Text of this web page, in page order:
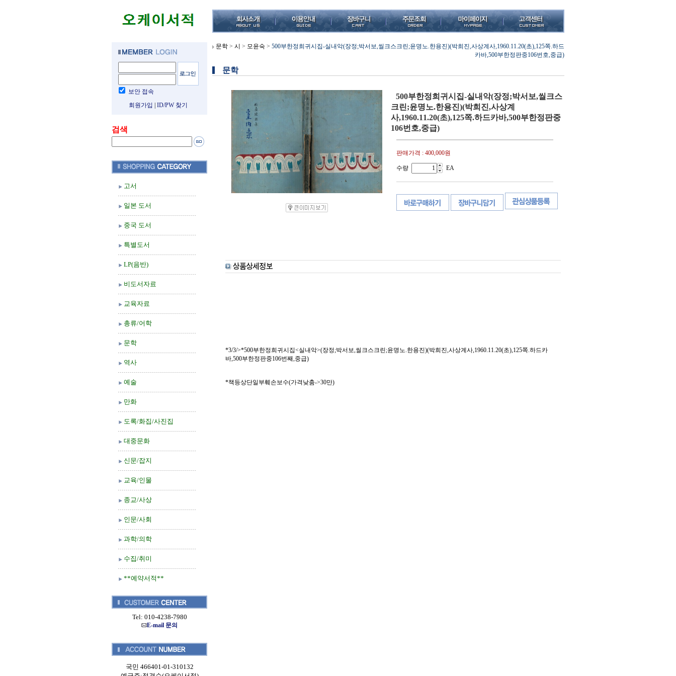
보안 접속
회원가입
ID/PW 찾기
검색
고서
일본 도서
중국 도서
특별도서
LP(음반)
비도서자료
교육자료
총류/어학
문학
역사
예술
만화
도록/화집/사진집
대중문화
신문/잡지
교육/인물
종교/사상
인문/사회
과학/의학
수집/취미
**예약서적**
Tel: 010-4238-7980
E-mail 문의
국민 466401-01-310132
문학 > 시 > 모윤숙 > 500부한정희귀시집-실내악(장정;박서보,씰크스크린;윤명노.한용진)(박희진,사상계사,1960.11.20(초),125쪽.하드
카바,500부한정판중106번호,중급)
문학
500부한정희귀시집-실내악(장정;박서보,씰크스
크린;윤명노.한용진)(박희진,사상계
사,1960.11.20(초),125쪽.하드카바,500부한정판중
106번호,중급)
판매가격 : 400,000원
수량 EA
*3/3/>*500부한정희귀시집<실내악>(장정;박서보,씰크스크린;윤명노.한용진)(박희진,사상계사,1960.11.20(초),125쪽.하드카
바,500부한정판중106번째,중급)
*책등상단일부훼손보수(가격낮춤->30만)